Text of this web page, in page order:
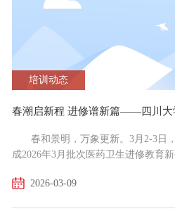
培训动态
春和景明，万象更新。3月2-3日
成2026年3月批次医药卫生进修教育
正式开启系统化进修学习之旅。本批
2026-03-09